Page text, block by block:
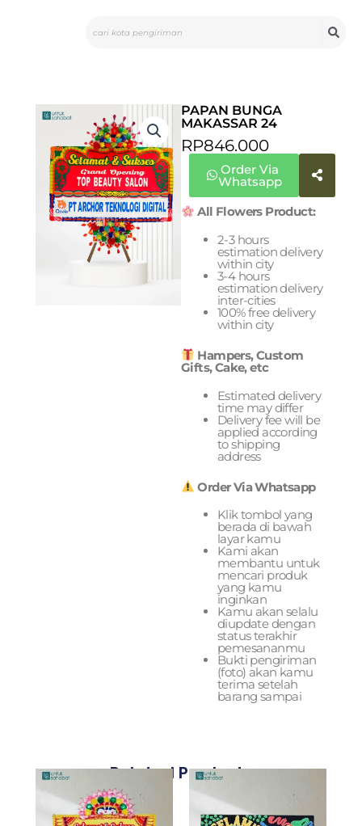
PAPAN BUNGA
MAKASSAR 24
RP846.000
Order Via
Whatsapp
All Flowers Product:
2-3 hours
estimation delivery
within city
3-4 hours
estimation delivery
inter-cities
100% free delivery
within city
Hampers, Custom
Gifts, Cake, etc
Estimated delivery
time may differ
Delivery fee will be
applied according
to shipping
address
Order Via Whatsapp
Klik tombol yang
berada di bawah
layar kamu
Kami akan
membantu untuk
mencari produk
yang kamu
inginkan
Kamu akan selalu
diupdate dengan
status terakhir
pemesananmu
Bukti pengiriman
(foto) akan kamu
terima setelah
barang sampai
Related Products